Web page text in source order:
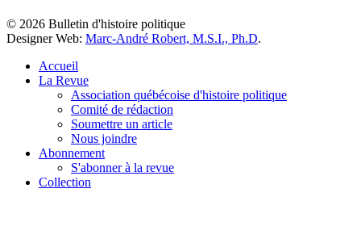
© 2026 Bulletin d'histoire politique
Designer Web: Marc-André Robert, M.S.I., Ph.D.
Accueil
La Revue
Association québécoise d'histoire politique
Comité de rédaction
Soumettre un article
Nous joindre
Abonnement
S'abonner à la revue
Collection